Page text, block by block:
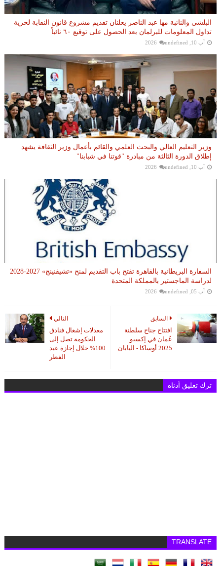
البلشي والنائبة مها عبد الناصر يعلنان تقديم مشروع قانون النقابة لحرية
تداول المعلومات للبرلمان بعد الحصول على توقيع ٦٠ نائباً
آب 10, 2026 undefined
وزير التعليم العالي والبحث العلمي والقائم بأعمال وزير الثقافة يشهد
إطلاق الدورة الثالثة من مبادرة "قوتنا في شبابنا"
آب 10, 2026 undefined
السفارة البريطانية بالقاهرة تفتح باب التقديم لمنح «تشيفنينج» 2027-2028
لدراسة الماجستير بالمملكة المتحدة
آب 05, 2026 undefined
التالي
معدلات إشغال فنادق
الحكومة تصل إلى
100% خلال إجازة عيد
الفطر
السابق
افتتاح جناح سلطنة
عُمان في إكسبو
2025 أوساكا - اليابان
ترك تعليق أدناه
TRANSLATE